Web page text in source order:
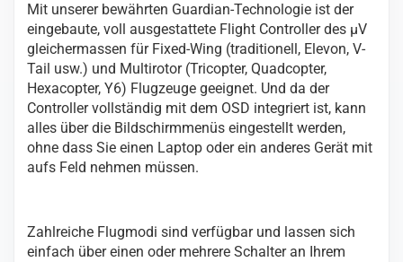
Mit unserer bewährten Guardian-Technologie ist der
eingebaute, voll ausgestattete Flight Controller des µV
gleichermassen für Fixed-Wing (traditionell, Elevon, V-
Tail usw.) und Multirotor (Tricopter, Quadcopter,
Hexacopter, Y6) Flugzeuge geeignet. Und da der
Controller vollständig mit dem OSD integriert ist, kann
alles über die Bildschirmmenüs eingestellt werden,
ohne dass Sie einen Laptop oder ein anderes Gerät mit
aufs Feld nehmen müssen.
Zahlreiche Flugmodi sind verfügbar und lassen sich
einfach über einen oder mehrere Schalter an Ihrem